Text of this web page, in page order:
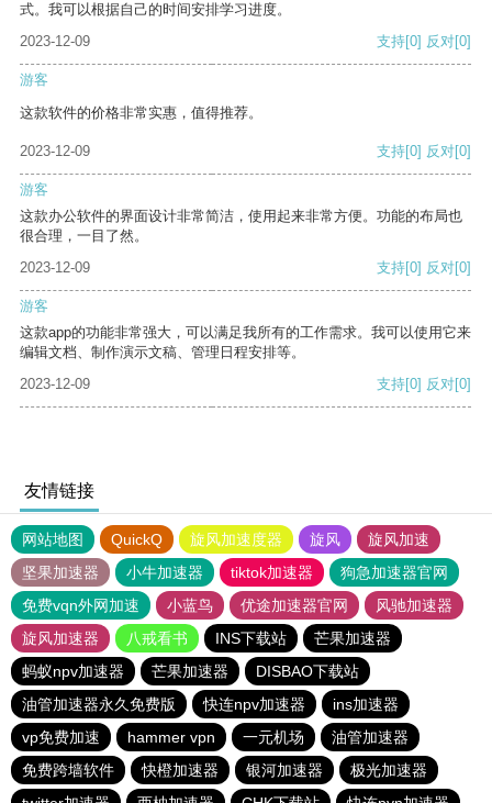
式。我可以根据自己的时间安排学习进度。
2023-12-09
支持[0] 反对[0]
游客
这款软件的价格非常实惠，值得推荐。
2023-12-09 支持[0] 反对[0]
游客
这款办公软件的界面设计非常简洁，使用起来非常方便。功能的布局也
很合理，一目了然。
2023-12-09
支持[0] 反对[0]
游客
这款app的功能非常强大，可以满足我所有的工作需求。我可以使用它来
编辑文档、制作演示文稿、管理日程安排等。
2023-12-09
支持[0] 反对[0]
友情链接
网站地图 QuickQ 旋风加速度器 旋风
旋风加速
坚果加速器
小牛加速器 tiktok加速器
狗急加速器官网
免费vqn外网加速
小蓝鸟 优途加速器官网
风驰加速器
旋风加速器
八戒看书 INS下载站
芒果加速器
蚂蚁npv加速器
芒果加速器
DISBAO下载站
油管加速器永久免费版
快连npv加速器
ins加速器
vp免费加速
hammer vpn 一元机场
油管加速器
免费跨墙软件
快橙加速器 银河加速器
极光加速器